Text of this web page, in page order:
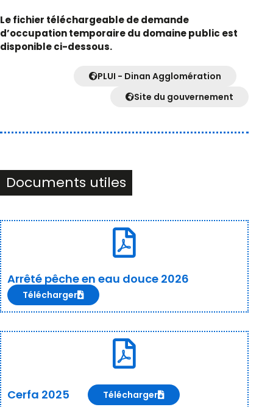
Le fichier téléchargeable de demande
d’occupation temporaire du domaine public est
disponible ci-dessous.
PLUI - Dinan Agglomération
Site du gouvernement
Documents utiles
Arrêté pêche en eau douce 2026
Télécharger
Cerfa 2025 Télécharger